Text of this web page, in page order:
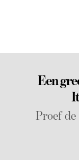
Een
Proef